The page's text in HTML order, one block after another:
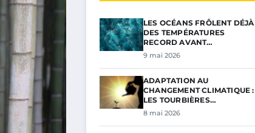
LES OCÉANS FRÔLENT DÉJÀ
DES TEMPÉRATURES
RECORD AVANT…
9 mai 2026
ADAPTATION AU
CHANGEMENT CLIMATIQUE :
LES TOURBIÈRES…
8 mai 2026